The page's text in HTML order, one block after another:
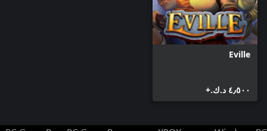
Eville
٤٫٥٠٠ د.ك.‏+